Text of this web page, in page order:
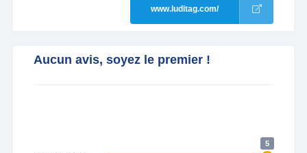
www.luditag.com/
Aucun avis, soyez le premier !
5